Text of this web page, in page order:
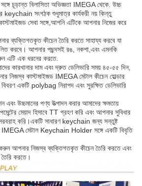
চূড়ান্ত বিলাসিতা অভিজ্ঞতা IMEGA থেকে. উচ্চ
keychain সংগঠক শুধুমাত্র কার্যকরী নয় কিন্তু
সেবা সঙ্গে,আপনি এটিকে আপনার নিজের করে
ব্যক্তিগতকৃত কীচেন তৈরি করতে সাহায্য করবে যা
করবে। আপনার পছন্দসই রঙ, নকশা,এবং এমনকি
এটি এক ধরনের করতে.
কারখানার দাম এবং দ্রুত ডেলিভারি সময় ৪৫-৫৫ দিন,
নিজস্ব কাস্টমাইজড IMEGA মেটাল কীচেন হোল্ডার
একটি polybag নিরাপদ এবং সুরক্ষিত ডেলিভারি
উচ্চমানের পণ্য উত্পাদন করার আমাদের ক্ষমতায়
মেয়াদ হিসাবে TT গ্রহণ করি এবং আপনার সুবিধার
করি।একটি সাধারণ keychain জন্য সন্তুষ্ট
IMEGA মেটাল Keychain Holder সঙ্গে একটি বিবৃতি
আপনার নিজস্ব ব্যক্তিগতকৃত কীচেন তৈরি করতে এবং
করতে।